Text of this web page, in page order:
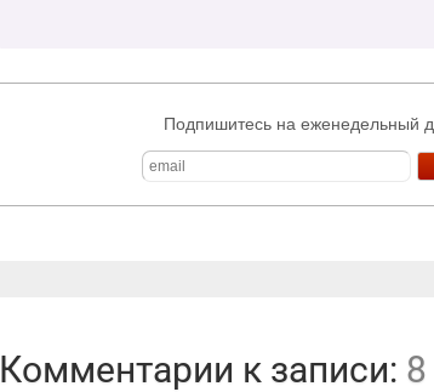
Подпишитесь на еженедельный
Комментарии к записи: 8